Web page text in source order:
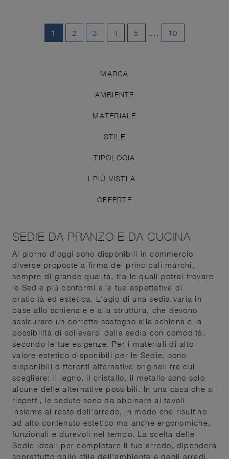
MARCA
AMBIENTE
MATERIALE
STILE
TIPOLOGIA
I PIÙ VISTI A :
OFFERTE
1 2 3 4 5 .... 10
SEDIE DA PRANZO E DA CUCINA
Al giorno d'oggi sono disponibili in commercio
diverse proposte a firma dei principali marchi,
sempre di grande qualità, tra le quali potrai trovare
le Sedie più conformi alle tue aspettative di
praticità ed estetica. L'agio di una sedia varia in
base allo schienale e alla struttura, che devono
assicurare un corretto sostegno alla schiena e la
possibilità di sollevarsi dalla sedia con comodità,
secondo le tue esigenze. Per i materiali di alto
valore estetico disponibili per le Sedie, sono
disponibili differenti alternative originali tra cui
scegliere: il legno, il cristallo, il metallo sono solo
alcune delle alternative possibili. In una casa che si
rispetti, le sedute sono da abbinare ai tavoli
insieme al resto dell'arredo, in modo che risultino
ad alto contenuto estetico ma anche ergonomiche,
funzionali e durevoli nel tempo. La scelta delle
Sedie ideali per completare il tuo arredo, dipenderà
soprattutto dallo stile dell'ambiente e degli arredi,